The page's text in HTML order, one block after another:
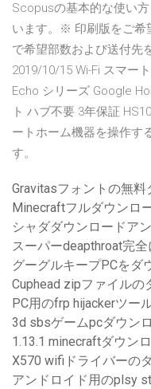
Scopusの基本的な使い
います。※ 印刷版をご希
で希望部数および送付先
2019/10/15 Wi-Fi スマー
Echo シリーズ Google
ト ハブ不要 3年保証
ートホーム機器を操作す
す。
Gravitasフォントの無料
Minecraftフルダウンロ
シャダダウンロードア
スーパーdeapthroat完
グーグルキープPCをダ
Cuphead zipファイルの
PC用のfrp hijackerツー
3d sbsゲームpcダウン
1.13.1 minecraftダウン
X570 wifiドライバーの
アンドロイド用のplsy